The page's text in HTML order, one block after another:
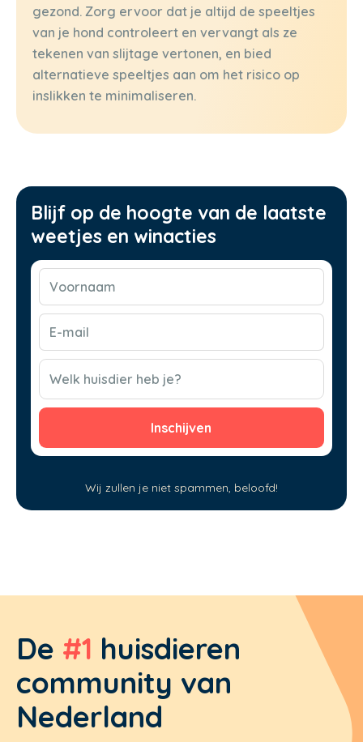
gezond. Zorg ervoor dat je altijd de speeltjes
van je hond controleert en vervangt als ze
tekenen van slijtage vertonen, en bied
alternatieve speeltjes aan om het risico op
inslikken te minimaliseren.
Blijf op de hoogte van de laatste
weetjes en winacties
Voornaam
E-
mail
(Vereist)
CAPTCHA
Welk huisdier heb je?
Wij zullen je niet spammen, beloofd!
De #1 huisdieren
community van
Nederland